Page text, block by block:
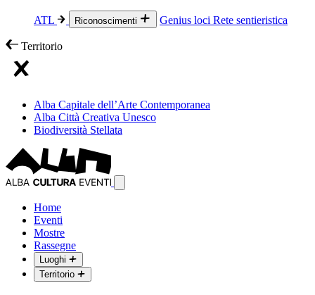
ATL Riconoscimenti Genius loci Rete sentieristica
Territorio
Alba Capitale dell’Arte Contemporanea
Alba Città Creativa Unesco
Biodiversità Stellata
Home
Eventi
Mostre
Rassegne
Luoghi
Territorio